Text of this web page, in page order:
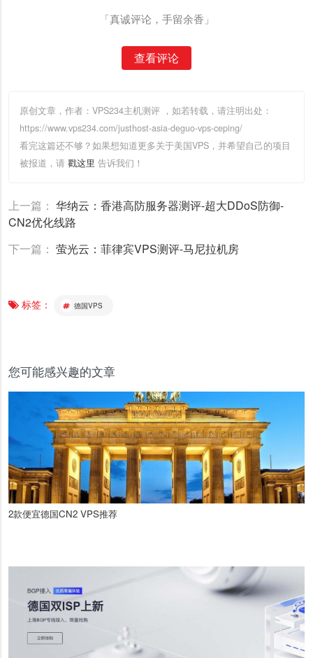
「真诚评论，手留余香」
查看评论
原创文章，作者：VPS234主机测评 ，如若转载，请注明出处：
https://www.vps234.com/justhost-asia-deguo-vps-ceping/
看完这篇还不够？如果想知道更多关于美国VPS，并希望自己的项目
被报道，请 戳这里 告诉我们！
上一篇： 华纳云：香港高防服务器测评-超大DDoS防御-
CN2优化线路
下一篇： 萤光云：菲律宾VPS测评-马尼拉机房
标签： 德国VPS
您可能感兴趣的文章
2款便宜德国CN2 VPS推荐